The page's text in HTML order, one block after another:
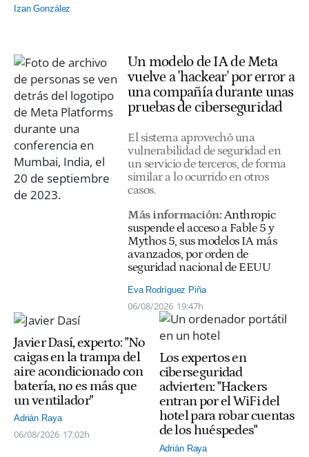
Izan González
Un modelo de IA de Meta
vuelve a 'hackear' por error a
una compañía durante unas
pruebas de ciberseguridad
El sistema aprovechó una
vulnerabilidad de seguridad en
un servicio de terceros, de forma
similar a lo ocurrido en otros
casos.
Más información: Anthropic
suspende el acceso a Fable 5 y
Mythos 5, sus modelos IA más
avanzados, por orden de
seguridad nacional de EEUU
Eva Rodríguez Piña
06/08/2026 19:47h
Javier Dasí, experto: "No
caigas en la trampa del
aire acondicionado con
batería, no es más que
un ventilador"
Adrián Raya
06/08/2026 17:02h
Los expertos en
ciberseguridad
advierten: "Hackers
entran por el WiFi del
hotel para robar cuentas
de los huéspedes"
Adrián Raya